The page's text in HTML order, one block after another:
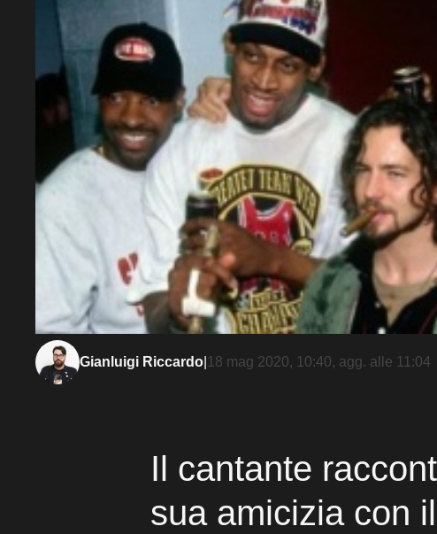
Gianluigi Riccardo 18 mag 2020, 10:40, agg. alle 11:04
Il cantante
sua amicizia con il